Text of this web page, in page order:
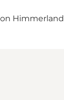
Himmerland